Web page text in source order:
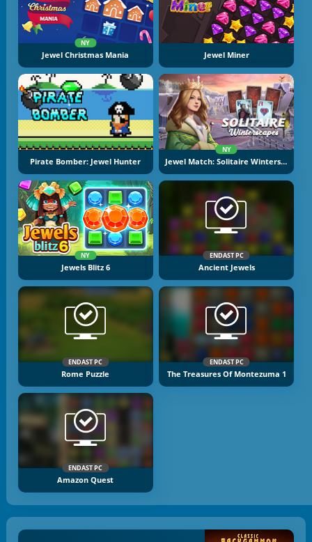
NY
Jewel Christmas Mania Jewel Miner
Pirate Bomber: Jewel Hunter
NY
Jewel Match: Solitaire Winterscapes
NY
Jewels Blitz 6
ENDAST PC
Ancient Jewels
ENDAST PC
Rome Puzzle
ENDAST PC
The Treasures Of Montezuma 1
ENDAST PC
Amazon Quest